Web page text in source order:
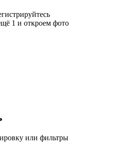
1 и откроем фото
или фильтры